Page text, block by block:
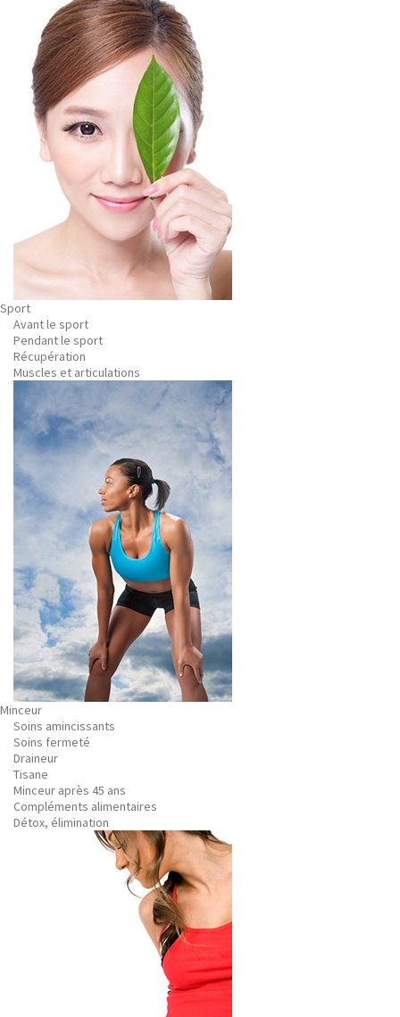
Sport
Avant le sport
Pendant le sport
Récupération
Muscles et articulations
Minceur
Soins amincissants
Soins fermeté
Draineur
Tisane
Minceur après 45 ans
Compléments alimentaires
Détox, élimination